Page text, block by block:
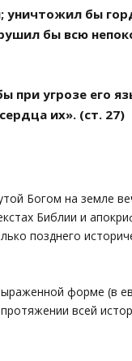
уничтожил бы
бы всю
при угрозе его
их». (ст. 27)
Богом на земле
Библии и
позднего
форме (в
всей